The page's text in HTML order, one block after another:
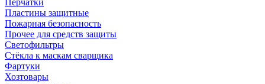
Перчатки
Пластины защитные
Пожарная безопасность
Прочее для средств защиты
Светофильтры
Стёкла к маскам сварщика
Фартуки
Хозтовары